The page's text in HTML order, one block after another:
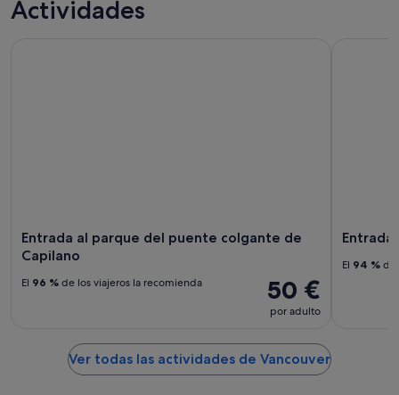
Actividades
Entrada al parque del puente colgante de
Capilano
50 €
por adulto
El 96 % de los viajeros la recomienda
Entrada
El 94 % de
Ver todas las actividades de Vancouver